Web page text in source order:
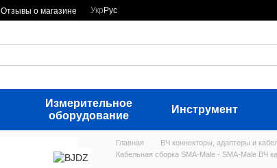
Отзывы о магазине Укр Рус
Измерительное
оборудование
Инструмент
Главная ВЧ коннекторы, адаптеры и
Кабельная сборка SMA-Male - SMA-Male ВЧ